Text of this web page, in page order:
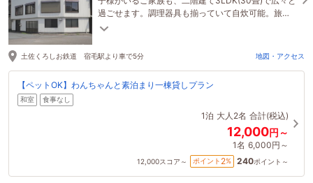
過ごせます。調理器具も揃っていて自炊可能。旅
行、釣り、帰省、記念日、ファスティングなどに
土佐くろしお鉄道 宿毛駅より車で5分 地図・アクセス
【ペットOK】わんちゃんと素泊まり一棟貸しプラン
和室 食事なし
1泊 大人2名 合計(税込)
12,000円～
1名 6,000円～
12,000スコア～ ポイント 2% 240ポイント～